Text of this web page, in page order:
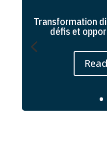
Transformation
défis et